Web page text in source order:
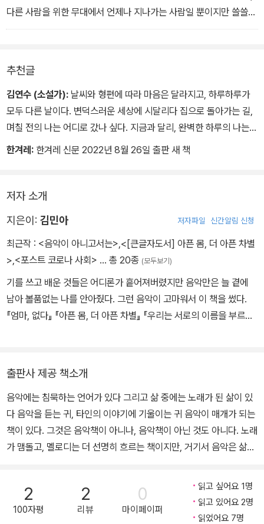
다른 사람을 위한 무대에서 언제나 지나가는 사람일 뿐이지만 쓸쓸해
보이진 않는다. 그는 그저 자신을 살 뿐이다. 당신 휴대전화에 사는,
추천글
김연수 (소설가): 날씨와 형편에 따라 마음은 달라지고, 하루하루가
모두 다른 날이다. 변덕스러운 세상에 시달리다 집으로 돌아가는 길,
며칠 전의 나는 어디로 갔나 싶다. 지금과 달리, 완벽한 하루의 나는
어디로? 어쩐지 잘못 놓인 화분처럼 어정쩡하게 세상 한구석에 서 있
스트 같은 책이다. 화분이 놓인 휑뎅그렁한 방으로 들리는 노랫소리.
라면 노래들은 나를 본래의 자리로 되돌려놓는다. 변함없는 일상에
노래만 덧붙여졌을 뿐인데, 모든 게 달라진다.
모두 노래 때문인가 싶지만, 그건 또 이 노래들을 보내준 사람의 마음
씀씀이가 고스란히 전해지기 때문이기도 하다. 그래서 노래를 듣고
나면 그 사람의 이야기에 귀를 기울이게 되는, 그런 책이다.
한겨레: 한겨레 신문 2022년 8월 26일 출판 새 책
저자 소개
지은이: 김민아 저자파일 신간알림 신청
최근작 : <음악이 아니고서는> <[큰글자도서] 아픈 몸, 더 아픈 차별
> <포스트 코로나 사회> … 총 20종 (모두보기)
기를 쓰고 배운 것들은 어디론가 흩어져버렸지만 음악만은 늘 곁에
남아 볼품없는 나를 안아줬다. 그런 음악이 고마워서 이 책을 썼다.
『엄마, 없다』 『아픈 몸, 더 아픈 차별』 『우리는 서로의 이름을 부르며
출판사 제공 책소개
음악에는 침묵하는 언어가 있다 그리고 삶 중에는 노래가 된 삶이 있
다 음악을 듣는 귀, 타인의 이야기에 기울이는 귀 음악이 매개가 되는
책이 있다. 그것은 음악책이 아니나, 음악책이 아닌 것도 아니다. 노래
가 맴돌고, 멜로디는 더 선명히 흐르는 책이지만, 거기서 음악은 삶과
쓰는 이들은 감정을 직접적으로 말하기보다는 에둘러갈 우회로를 찾
곤 한다.『음악이 아니고서는』이 바로 이처럼 음악으로 우회로를 내는
책이다. 저자는 오랫동안 ‘인권’ 관련 일을 해왔다. 1등만 기억하는 세
2
100자평
2
리뷰
0
마이페이퍼
읽고 싶어요 1명
읽고 있어요 2명
읽었어요 7명